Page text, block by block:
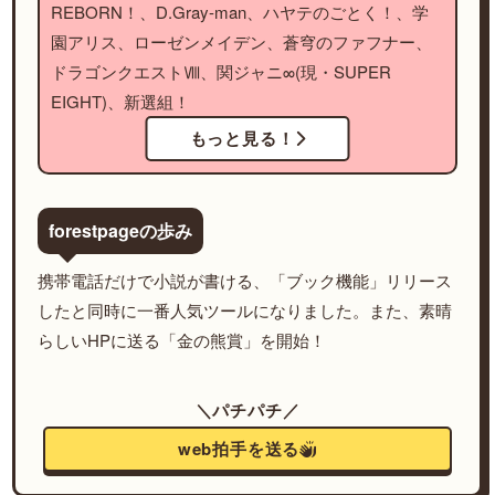
REBORN！、D.Gray-man、ハヤテのごとく！、学
園アリス、ローゼンメイデン、蒼穹のファフナー、
ドラゴンクエストⅧ、関ジャニ∞(現・SUPER
EIGHT)、新選組！
もっと見る！
forestpageの歩み
携帯電話だけで小説が書ける、「ブック機能」リリース
したと同時に一番人気ツールになりました。また、素晴
らしいHPに送る「金の熊賞」を開始！
＼パチパチ／
web拍手を送る